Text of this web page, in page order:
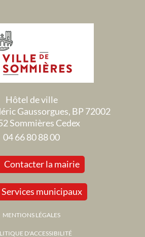
Hôtel de ville
Gaussorgues, BP 72002
Sommières Cedex
04 66 80 88 00
Contacter la mairie
Services municipaux
MENTIONS LÉGALES
D'ACCESSIBILITÉ